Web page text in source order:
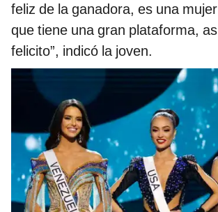
feliz de la ganadora, es una
que tiene una gran plataforma,
felicito”, indicó la joven.